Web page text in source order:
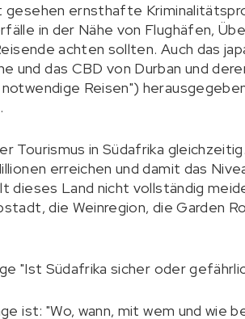
ernsthafte
in der Nähe von Flughäfen,
achten sollten. Auch das
und das CBD von Durban und
Reisen")
Tourismus in Südafrika
erreichen und damit das
dieses Land nicht vollständig
die Weinregion, die Garden
"Ist Südafrika sicher oder
ist: "Wo, wann, mit wem und wie